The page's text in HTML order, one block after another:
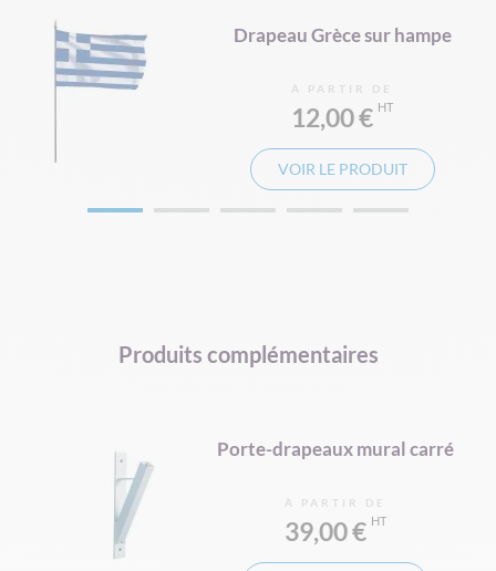
Drapeau Grèce sur hampe
À PARTIR DE
12,00 €
VOIR LE PRODUIT
Produits complémentaires
Porte-drapeaux mural carré
À PARTIR DE
39,00 €